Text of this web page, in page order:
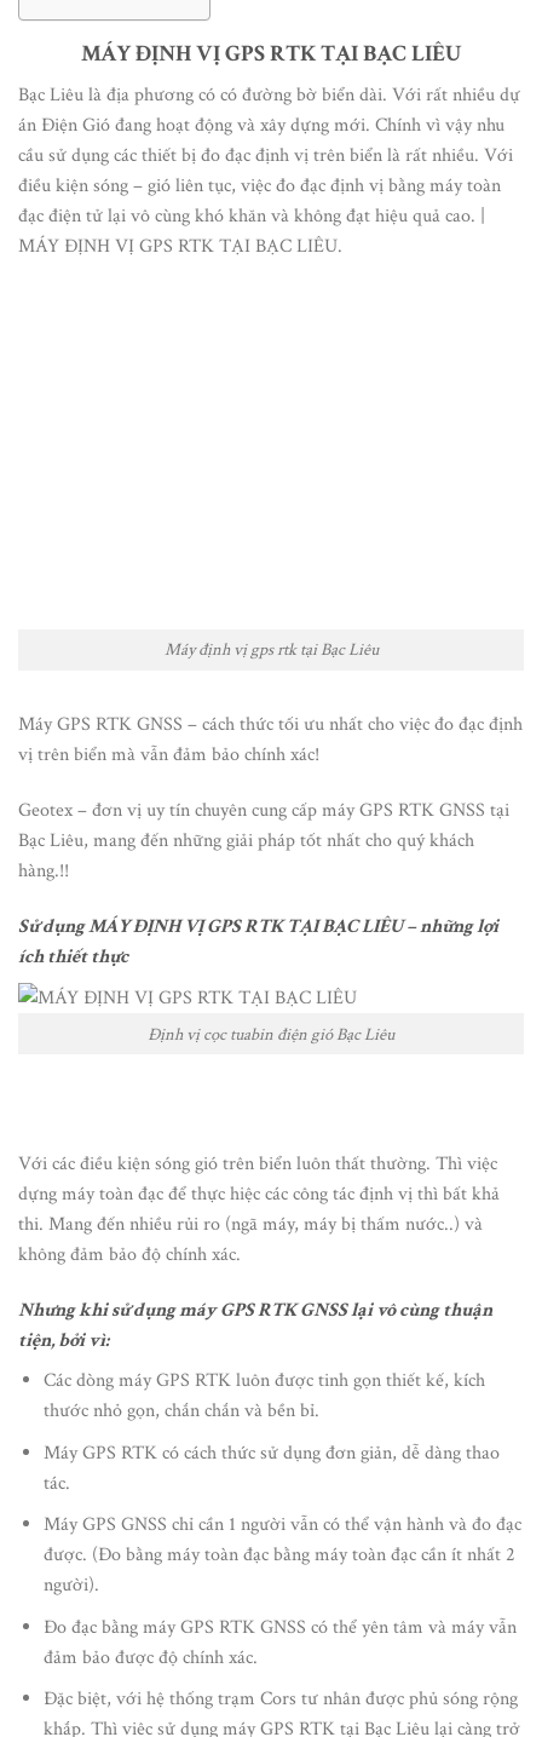
MÁY ĐỊNH VỊ GPS RTK TẠI BẠC LIÊU
Bạc Liêu là địa phương có có đường bờ biển dài. Với rất nhiều dự
án Điện Gió đang hoạt động và xây dựng mới. Chính vì vậy nhu
cầu sử dụng các thiết bị đo đạc định vị trên biển là rất nhiều. Với
điều kiện sóng – gió liên tục, việc đo đạc định vị bằng máy toàn
đạc điện tử lại vô cùng khó khăn và không đạt hiệu quả cao. |
MÁY ĐỊNH VỊ GPS RTK TẠI BẠC LIÊU.
Máy định vị gps rtk tại Bạc Liêu
Máy GPS RTK GNSS – cách thức tối ưu nhất cho việc đo đạc định
vị trên biển mà vẫn đảm bảo chính xác!
Geotex – đơn vị uy tín chuyên cung cấp máy GPS RTK GNSS tại
Bạc Liêu, mang đến những giải pháp tốt nhất cho quý khách
hàng.!!
Sử dụng MÁY ĐỊNH VỊ GPS RTK TẠI BẠC LIÊU – những lợi
ích thiết thực
Định vị cọc tuabin điện gió Bạc Liêu
Với các điều kiện sóng gió trên biển luôn thất thường. Thì việc
dựng máy toàn đạc để thực hiệc các công tác định vị thì bất khả
thi. Mang đến nhiều rủi ro (ngã máy, máy bị thấm nước..) và
không đảm bảo độ chính xác.
Nhưng khi sử dụng máy GPS RTK GNSS lại vô cùng thuận
tiện, bởi vì:
Các dòng máy GPS RTK luôn được tinh gọn thiết kế, kích
thước nhỏ gọn, chắn chắn và bền bỉ.
Máy GPS RTK có cách thức sử dụng đơn giản, dễ dàng thao
tác.
Máy GPS GNSS chỉ cần 1 người vẫn có thể vận hành và đo đạc
được. (Đo bằng máy toàn đạc bằng máy toàn đạc cần ít nhất 2
người).
Đo đạc bằng máy GPS RTK GNSS có thể yên tâm và máy vẫn
đảm bảo được độ chính xác.
Đặc biệt, với hệ thống trạm Cors tư nhân được phủ sóng rộng
khắp. Thì viêc sử dụng máy GPS RTK tại Bạc Liêu lại càng trở